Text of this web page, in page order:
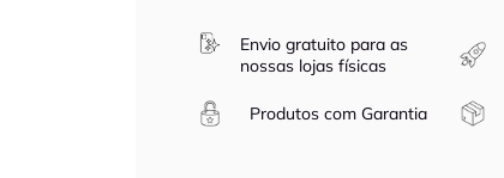
Envio gratuito para as
nossas lojas físicas
Produtos com Garantia